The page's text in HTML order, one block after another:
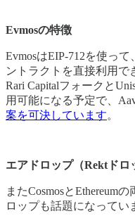
Evmosの特徴
EvmosはEIP-712を使って
ントラクトを直接利用で
Rari Capitalフォークと
用可能になる予定で、
案を可決しています。
エアドロップ（Rektドロ
またCosmosとEthereum
ロップも話題になってい